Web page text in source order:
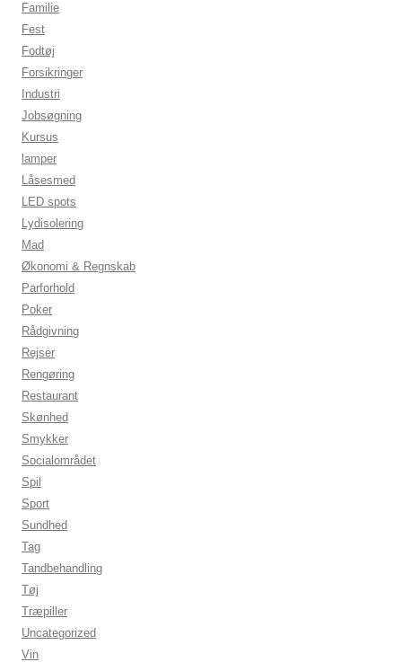
Familie
Fest
Fodtøj
Forsikringer
Industri
Jobsøgning
Kursus
lamper
Låsesmed
LED spots
Lydisolering
Mad
Økonomi & Regnskab
Parforhold
Poker
Rådgivning
Rejser
Rengøring
Restaurant
Skønhed
Smykker
Socialområdet
Spil
Sport
Sundhed
Tag
Tandbehandling
Tøj
Træpiller
Uncategorized
Vin